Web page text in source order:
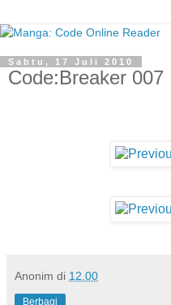
Sabtu, 17 Juli 2010
Code:Breaker 007
Anonim di 12.00
Berbagi